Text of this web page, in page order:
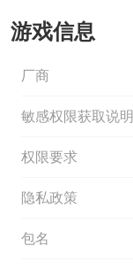
游戏信息
厂商
敏感权限获取说明
权限要求
隐私政策
包名